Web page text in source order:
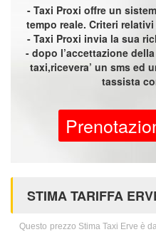
- Taxi Proxi offre un
tempo reale. Criteri
- Taxi Proxi invia la sua
- dopo l’accettazione
taxi,ricevera’ un sms ed
tassista
STIMA TARIFFA
Questo prezzo Stima Taxi Erve è